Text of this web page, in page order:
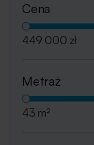
Cena
449 000 zł
Metraż
43 m²